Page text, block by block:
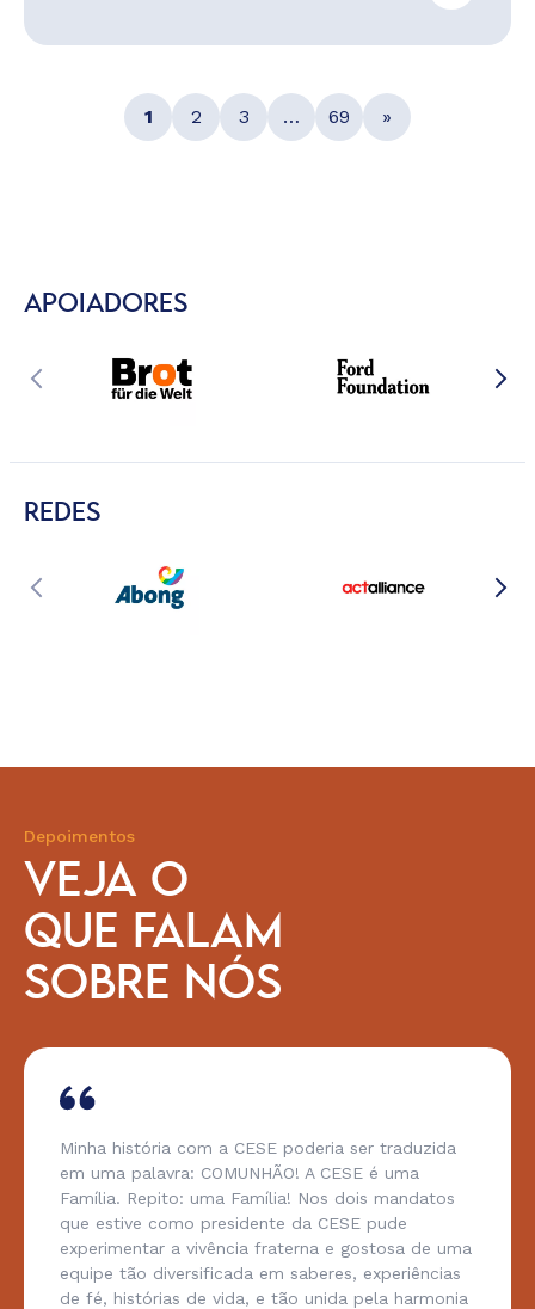
1 2 3 … 69 »
APOIADORES
REDES
Depoimentos
VEJA O
QUE FALAM
SOBRE NÓS
Minha história com a CESE poderia ser traduzida
em uma palavra: COMUNHÃO! A CESE é uma
Família. Repito: uma Família! Nos dois mandatos
que estive como presidente da CESE pude
experimentar a vivência fraterna e gostosa de uma
equipe tão diversificada em saberes, experiências
de fé, histórias de vida, e tão unida pela harmonia